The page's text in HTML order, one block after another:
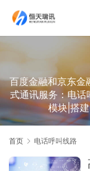
百度金融和京东金
式通讯服务：电
模块|搭
首页 电话呼叫线路